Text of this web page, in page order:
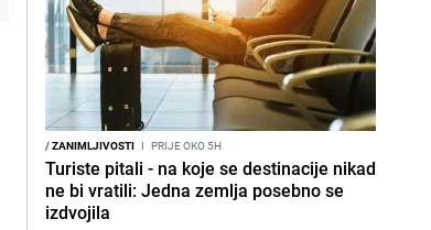
/ZANIMLJIVOSTI I PRIJE OKO 5H
Turiste pitali - na koje se destinacije nikad
ne bi vratili: Jedna zemlja posebno se
izdvojila